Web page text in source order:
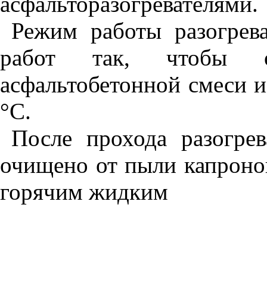
Режим работы
работ так, чтобы
асфальтобетонной смеси
°С.
После прохода
очищено от пыли
горячим жидким